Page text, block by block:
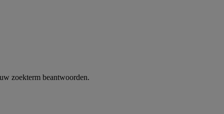
zoekterm beantwoorden.